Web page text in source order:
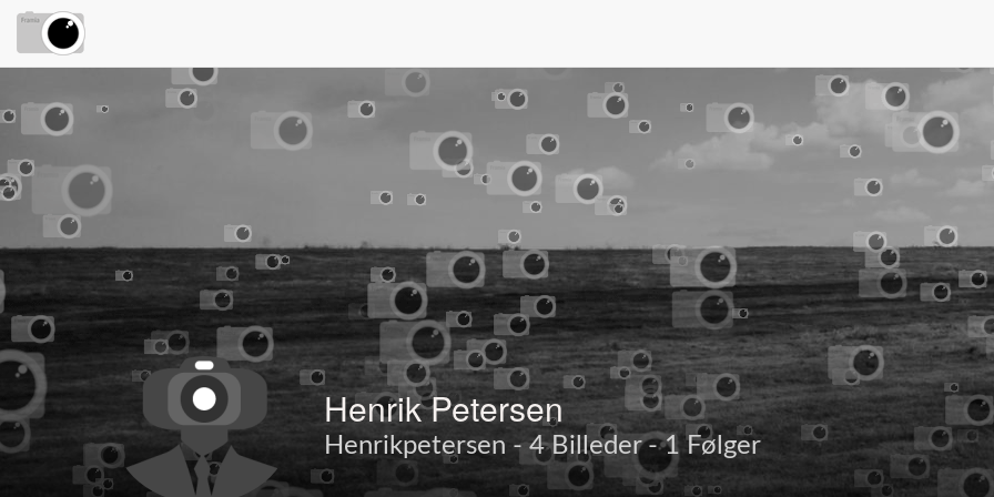
Henrik Petersen
Henrikpetersen - 4 Billeder - 1 Følger